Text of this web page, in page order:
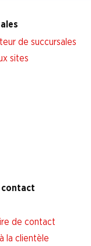
de succursales
sites
de contact
la clientèle